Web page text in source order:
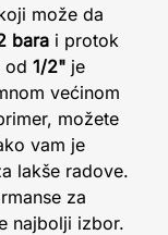
može da
bara i protok
od 1/2" je
većinom
možete
vam je
lakše radove.
za
najbolji izbor.